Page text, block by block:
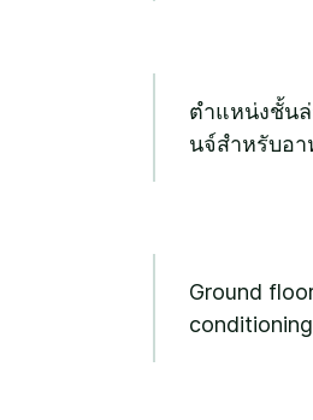
ตำแหน่งชั้น
นจ์สำหรับอา
Ground